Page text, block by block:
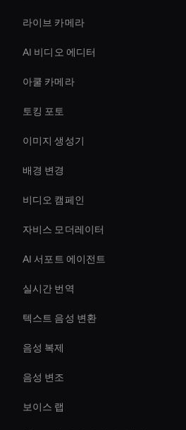
라이브 카메라
AI 비디오 에디터
아쿨 카메라
토킹 포토
이미지 생성기
배경 변경
비디오 캠페인
자비스 모더레이터
AI 서포트 에이전트
실시간 번역
텍스트 음성 변환
음성 복제
음성 변조
보이스 랩